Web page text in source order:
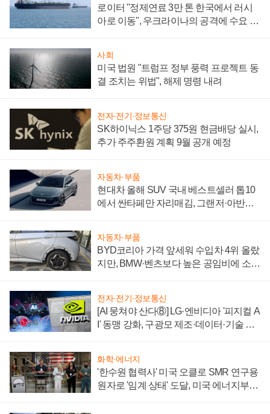
로이터 "정제연료 3만 톤 한국에서 러시
아로 이동", 우크라이나의 공격에 수요 늘
사회
미국 법원 "트럼프 정부 풍력 프로젝트 동
결 조치는 위법", 해제 명령 내려
전자·전기·정보통신
SK하이닉스 1주당 375원 현금배당 실시,
추가 주주환원 계획 9월 공개 예정
자동차·부품
현대차 올해 SUV 국내 베스트셀러 톱10
에서 싼타페만 자리매김, 그랜저·아반떼
자동차·부품
BYD코리아 가격 앞세워 수입차 4위 올랐
지만, BMW·벤츠보다 높은 공임비에 소비
전자·전기·정보통신
[AI 뭉쳐야 산다⑧] LG·엔비디아 '피지컬 A
I' 동맹 강화, 구광모 제조·데이터·기술 결
화학·에너지
'한수원 협력사' 미국 오클로 SMR 연구용
원자로 '임계 상태' 도달, 미국 에너지부